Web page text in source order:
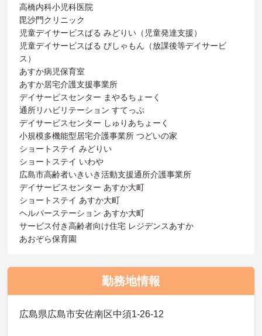
高橋内科小児科医院
毘沙門クリニック
児童デイサービスぱる みどりい（児童発達支援）
児童デイサービスぱる びしゃもん（放課後等デイサービ
ス）
あすか病児保育室
あすか居宅介護支援事業所
デイサービスセンター まやるちょーく
通所リハビリテーション すてっぷ
デイサービスセンター しゅりあちょーく
小規模多機能型居宅介護事業所 つどいの家
ショートステイ みどりい
ショートステイ いわや
広島市高齢者いきいき活動支援通所介護事業所
デイサービスセンター あすか大町
ショートステイ あすか大町
ヘルパーステーション あすか大町
サービス付き高齢者向け住宅 レジデンスあすか
あおぞら保育園
勤務地情報
広島県広島市安佐南区中須1-26-12